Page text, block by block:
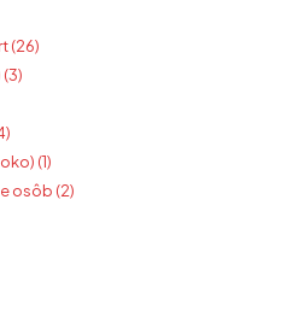
(26)
(1)
osôb (2)